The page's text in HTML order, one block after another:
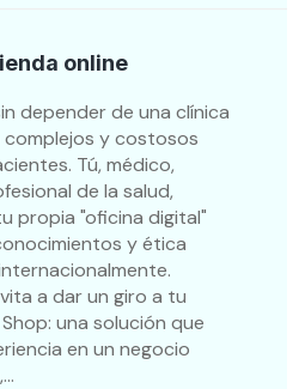
online
depender de una clínica
y costosos
Tú, médico,
de la salud,
propia "oficina digital"
y ética
a dar un giro a tu
una solución que
en un negocio